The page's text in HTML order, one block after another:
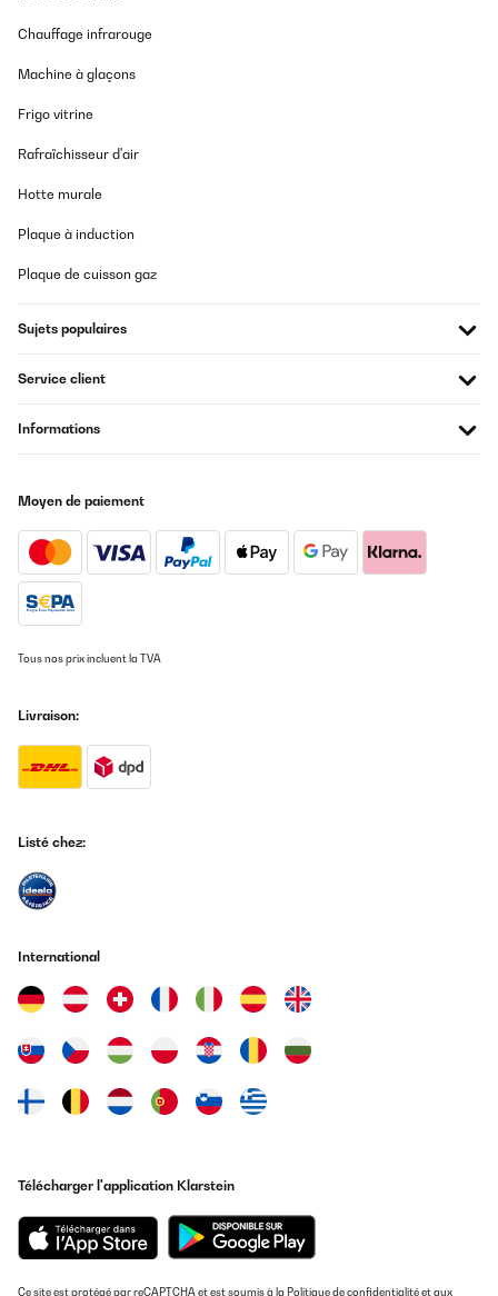
Chauffage infrarouge
Machine à glaçons
Frigo vitrine
Rafraîchisseur d'air
Hotte murale
Plaque à induction
Plaque de cuisson gaz
Sujets populaires
Service client
Informations
Moyen de paiement
Tous nos prix incluent la TVA
Livraison:
Listé chez:
International
Télécharger l'application Klarstein
Ce site est protégé par reCAPTCHA et est soumis à la Politique de confidentialitéet aux